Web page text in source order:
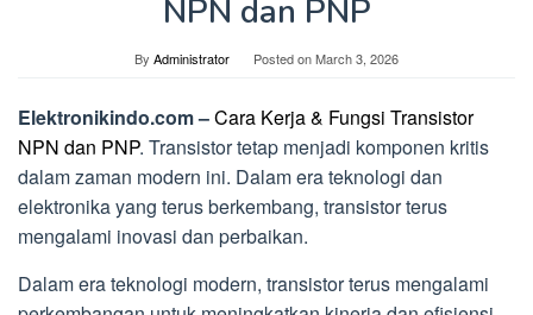
NPN dan PNP
By Administrator Posted onMarch 3, 2026
Elektronikindo.com –Cara Kerja & Fungsi Transistor
NPN dan PNP. Transistor tetap menjadi komponen kritis
dalam zaman modern ini. Dalam era teknologi dan
elektronika yang terus berkembang, transistor terus
mengalami inovasi dan perbaikan.
Dalam era teknologi modern, transistor terus mengalami